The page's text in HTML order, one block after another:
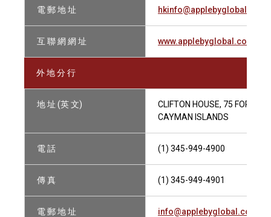
電 郵 地 址 hkinfo@applebyglobal.com
互 聯 網 網 址 www.applebyglobal.com
外 地 分 行
地 址 (英 文)
CLIFTON HOUSE, 75 FORT
CAYMAN ISLANDS
電 話 (1) 345-949-4900
傳 真 (1) 345-949-4901
電 郵 地 址 info@applebyglobal.com